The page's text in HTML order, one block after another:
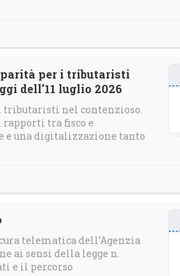
per i tributaristi
dell'11 luglio 2026
nel contenzioso.
tra fisco e
e una digitalizzazione tanto
telematica dell’Agenzia
ai sensi della legge n.
e il percorso